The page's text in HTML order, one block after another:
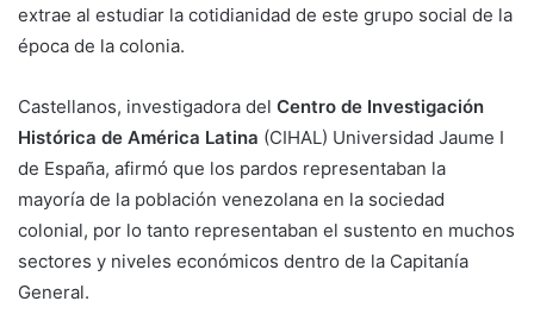
extrae al estudiar la cotidianidad de este grupo social de la
época de la colonia.
Castellanos, investigadora del Centro de Investigación
Histórica de América Latina (CIHAL) Universidad Jaume I
de España, afirmó que los pardos representaban la
mayoría de la población venezolana en la sociedad
colonial, por lo tanto representaban el sustento en muchos
sectores y niveles económicos dentro de la Capitanía
General.